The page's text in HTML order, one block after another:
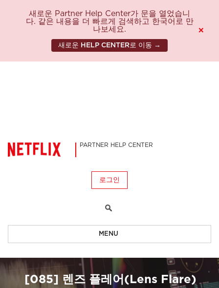
새로운 Partner Help Center가 문을 열었습니
다. 같은 내용을 더 빠르게 검색하고 한국어로 만
나보세요.
새로운 HELP CENTER로 이동 →
×
PARTNER HELP CENTER
로그인
MENU
[085] 렌즈 플레어(Lens Flare)